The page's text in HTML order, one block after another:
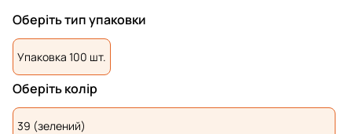
Оберіть тип упаковки
Упаковка 100 шт.
Оберіть колір
39 (зелений)